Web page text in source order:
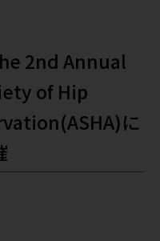
2nd Annual
of Hip
に